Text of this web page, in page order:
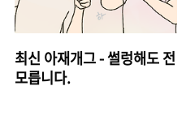
최신 아재개그 - 썰렁해도 전
모릅니다.